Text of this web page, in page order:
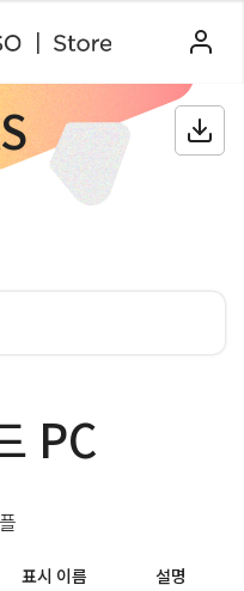
PC
표시 이름 설명